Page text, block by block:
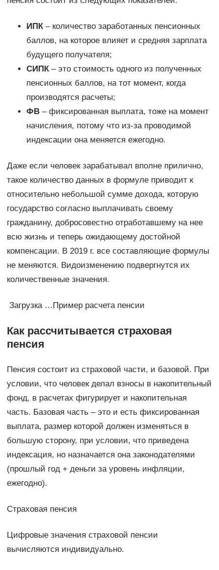
ИПК– количество заработанных пенсионных
баллов, на которое влияет и средняя зарплата
будущего получателя;
СИПК– это стоимость одного из полученных
пенсионных баллов, на тот момент, когда
производятся расчеты;
ФВ– фиксированная выплата, тоже на момент
начисления, потому что из-за проводимой
индексации она меняется ежегодно.
Даже если человек зарабатывал вполне прилично,
такое количество данных в формуле приводит к
относительно небольшой сумме дохода, которую
государство согласно выплачивать своему
гражданину, добросовестно отработавшему на нее
всю жизнь и теперь ожидающему достойной
компенсации. В 2019 г. все составляющие формулы
не меняются. Видоизменению подвергнутся их
количественные значения.
Загрузка …Пример расчета пенсии
Как рассчитывается страховая
пенсия
Пенсия состоит из страховой части, и базовой. При
условии, что человек делал взносы в накопительный
фонд, в расчетах фигурирует и накопительная
часть. Базовая часть – это и есть фиксированная
выплата, размер которой должен изменяться в
большую сторону, при условии, что приведена
индексация, но назначается она законодателями
(прошлый год + деньги за уровень инфляции,
ежегодно).
Страховая пенсия
Цифровые значения страховой пенсии
вычисляются индивидуально.